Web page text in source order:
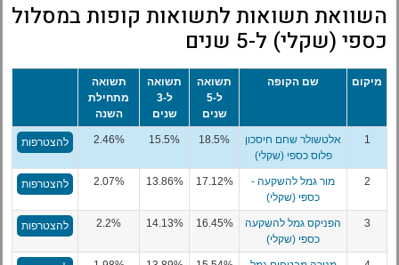
השוואת תשואות לתשואות קופות במסלול
כספי (שקלי) ל-5 שנים
מיקום שם הקופה
תשואה
ל-5
שנים
תשואה
ל-3
שנים
תשואה
מתחילת
השנה
1
אלטשולר שחם חיסכון
פלוס כספי (שקלי)
18.5%
15.5%
2.46% להצטרפות
2
מור גמל להשקעה -
כספי (שקלי)
17.12%
13.86%
2.07% להצטרפות
3
הפניקס גמל להשקעה
כספי (שקלי)
16.45%
14.13%
2.2% להצטרפות